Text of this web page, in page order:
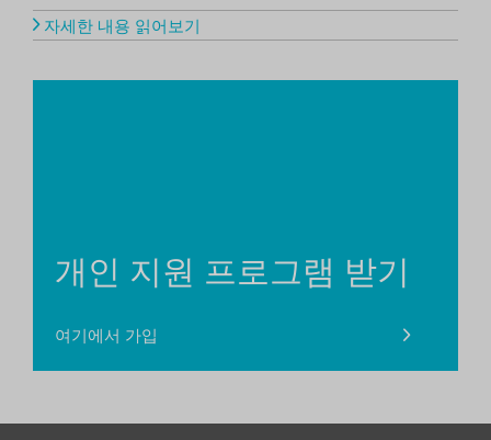
자세한 내용 읽어보기
개인 지원 프로그램 받기
여기에서 가입